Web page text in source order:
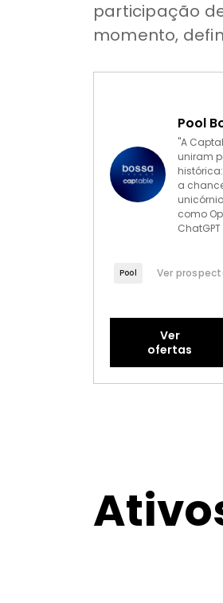
participação
momento,
Pool
"A
uniram
a
como
Pool Ver
Ver
ofertas